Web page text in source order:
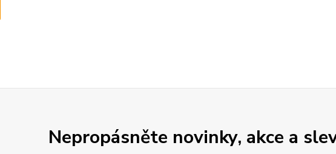
Nepropásněte novinky, akce a